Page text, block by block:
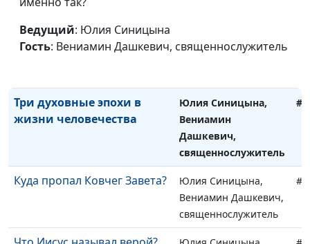
Ведущий: Юлия Синицына
Гость: Вениамин Дашкевич, священнослужитель
Как действует Божья
Юлия Синицына,
Вениамин Дашкевич,
Три духовные эпохи в
жизни человечества
Юлия Синицына,
Вениамин
Дашкевич,
священнослужитель
Куда пропал Ковчег Завета?
Юлия Синицына,
Вениамин Дашкевич,
священнослужитель